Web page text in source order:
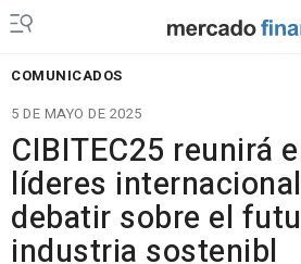
COMUNICADOS
5 DE MAYO DE 2025
CIBITEC25 reunirá
líderes
debatir sobre el
industria sostenibl